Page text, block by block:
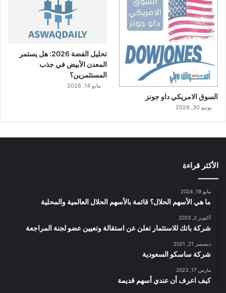
السوق الامريكي داو جونز
يونيو 30, 2026
تحليل الفضة 2026: هل يستمر
المعدن الأبيض في جذب
المستثمرين؟
مايو 14, 2026
الأكثر قراءة
مايو 19, 2024
ما هي الأسهم الحلال؟ قائمة بالأسهم الحلال العالمية والمحلية
أكتوبر 2, 2023
شركة باتك للاستثمار تعلن عن استقالة وتعيين عضو لجنة المراجعة
ديسمبر 21, 2021
شركة ساسكو السعودية
مارس 17, 2023
كيف اعرف أن عندي أسهم قديمة